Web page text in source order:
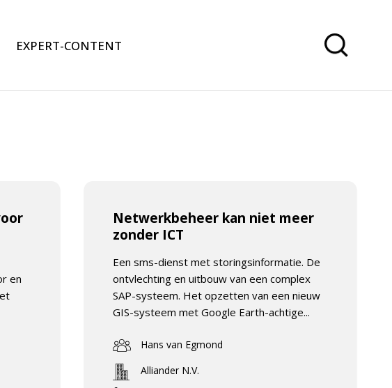
EXPERT-CONTENT
en
Netwerkbeheer kan niet meer
zonder ICT
Een sms-dienst met storingsinformatie. De
ontvlechting en uitbouw van een complex
SAP-systeem. Het opzetten van een nieuw
GIS-systeem met Google Earth-achtige...
Hans van Egmond
Alliander N.V.